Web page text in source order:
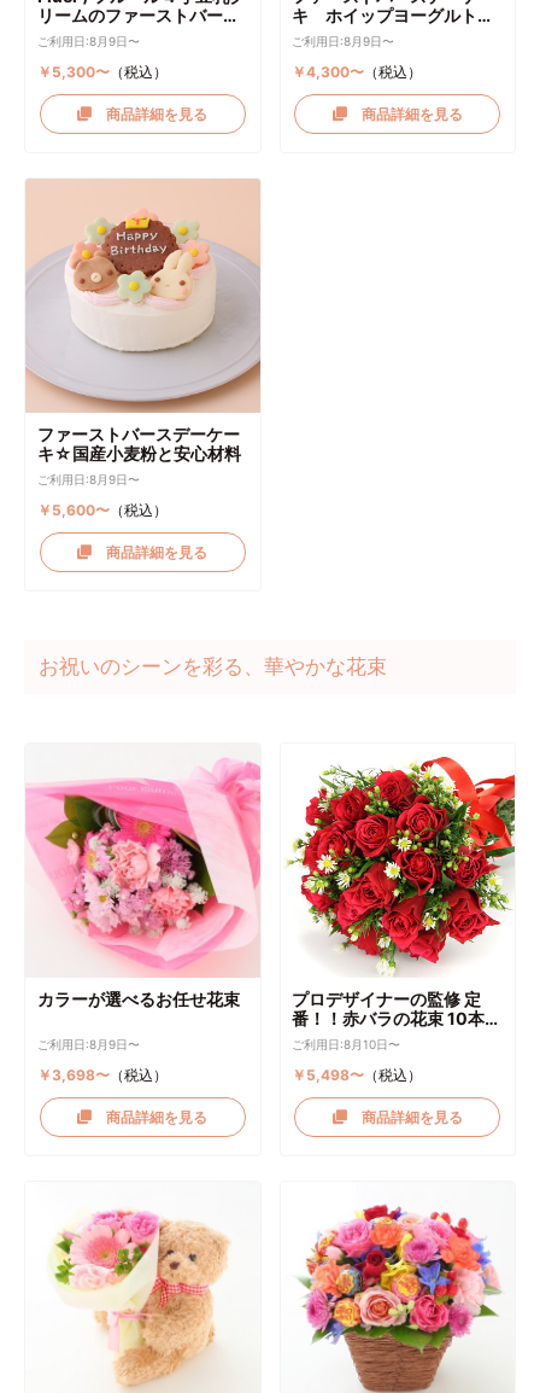
リームのファーストバース
デーケーキ ケーキトッパー
付き
ご利用日:8月9日〜
￥5,300〜（税込）
商品詳細を見る
キ ホイップヨーグルトク
リーム
ご利用日:8月9日〜
￥4,300〜 （税込）
商品詳細を見る
ファーストバースデーケー
キ☆国産小麦粉と安心材料
ご利用日:8月9日〜
￥5,600〜（税込）
商品詳細を見る
お祝いのシーンを彩る、華やかな花束
カラーが選べるお任せ花束
ご利用日:8月9日〜
￥3,698〜（税込）
商品詳細を見る
プロデザイナーの監修 定
番！！赤バラの花束 10本～
選択可能
ご利用日:8月10日〜
￥5,498〜 （税込）
商品詳細を見る